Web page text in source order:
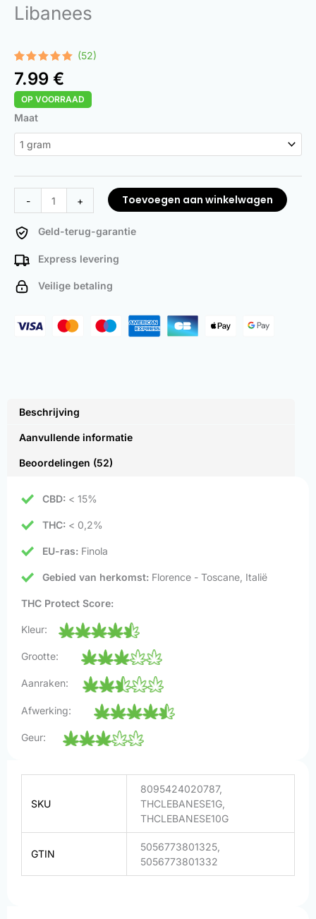
Libanees
Gewaardeerd
4.92op 5
gebaseerd
op
52
klant
waarderingen
(52)
7.99 €
OP VOORRAAD
Maat
-
Lebanese
aantal
+ Toevoegen aan winkelwagen
Geld-terug-garantie
Express levering
Veilige betaling
Beschrijving
Aanvullende informatie
Beoordelingen (52)
CBD: < 15%
THC: < 0,2%
EU-ras: Finola
Gebied van herkomst: Florence - Toscane, Italië
THC Protect Score:
Kleur:
Grootte:
Aanraken:
Afwerking:
Geur:
SKU
8095424020787,
THCLEBANESE1G,
THCLEBANESE10G
GTIN
5056773801325,
5056773801332